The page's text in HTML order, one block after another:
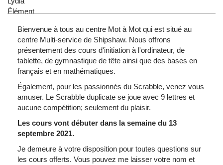
Bienvenue à tous au centre Mot à Mot qui est situé au
centre Multi-service de Shipshaw. Nous offrons
présentement des cours d'initiation à l'ordinateur, de
tablette, de gymnastique de tête ainsi que des bases en
français et en mathématiques.
Également, pour les passionnés du Scrabble, venez vous
amuser. Le Scrabble duplicate se joue avec 9 lettres et
aucune compétition; seulement du plaisir.
Les cours vont débuter dans la semaine du 13
septembre 2021.
Je demeure à votre disposition pour toutes questions sur
les cours offerts. Vous pouvez me laisser votre nom et